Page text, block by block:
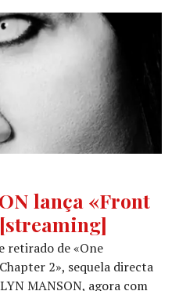
lança «Front
retirado de «One
2», sequela directa
MANSON, agora com